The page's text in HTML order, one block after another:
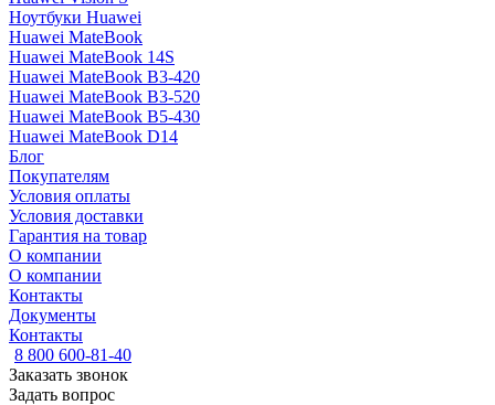
Ноутбуки Huawei
Huawei MateBook
Huawei MateBook 14S
Huawei MateBook B3-420
Huawei MateBook B3-520
Huawei MateBook B5-430
Huawei MateBook D14
Блог
Покупателям
Условия оплаты
Условия доставки
Гарантия на товар
О компании
О компании
Контакты
Документы
Контакты
8 800 600-81-40
Заказать звонок
Задать вопрос